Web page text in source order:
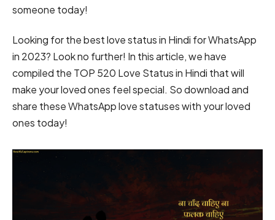
someone today!
Looking for the best love status in Hindi for WhatsApp
in 2023? Look no further! In this article, we have
compiled the TOP 520 Love Status in Hindi that will
make your loved ones feel special. So download and
share these WhatsApp love statuses with your loved
ones today!